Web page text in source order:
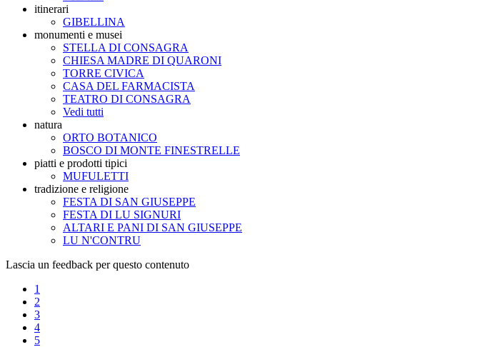
itinerari
GIBELLINA
monumenti e musei
STELLA DI CONSAGRA
CHIESA MADRE DI QUARONI
TORRE CIVICA
CASA DEL FARMACISTA
TEATRO DI CONSAGRA
Vedi tutti
natura
ORTO BOTANICO
BOSCO DI MONTE FINESTRELLE
piatti e prodotti tipici
MUFULETTI
tradizione e religione
FESTA DI SAN GIUSEPPE
FESTA DI LU SIGNURI
ALTARI E PANI DI SAN GIUSEPPE
LU N'CONTRU
Lascia un feedback per questo contenuto
1
2
3
4
5